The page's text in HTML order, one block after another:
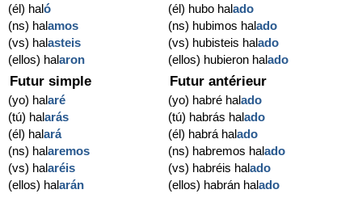
(él) haló
(ns) halamos
(vs) halasteis
(ellos) halaron
(él) hubo halado
(ns) hubimos halado
(vs) hubisteis halado
(ellos) hubieron halado
Futur simple
(yo) halaré
(tú) halarás
(él) halará
(ns) halaremos
(vs) halaréis
(ellos) halarán
Futur antérieur
(yo) habré halado
(tú) habrás halado
(él) habrá halado
(ns) habremos halado
(vs) habréis halado
(ellos) habrán halado